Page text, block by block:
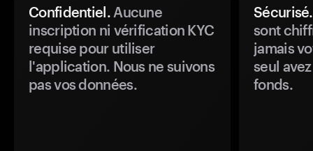
Confidentiel.Aucune
inscription ni vérification KYC
requise pour utiliser
l'application. Nous ne suivons
pas vos données.
Sécurisé.
sont
jamais
seul
fonds.